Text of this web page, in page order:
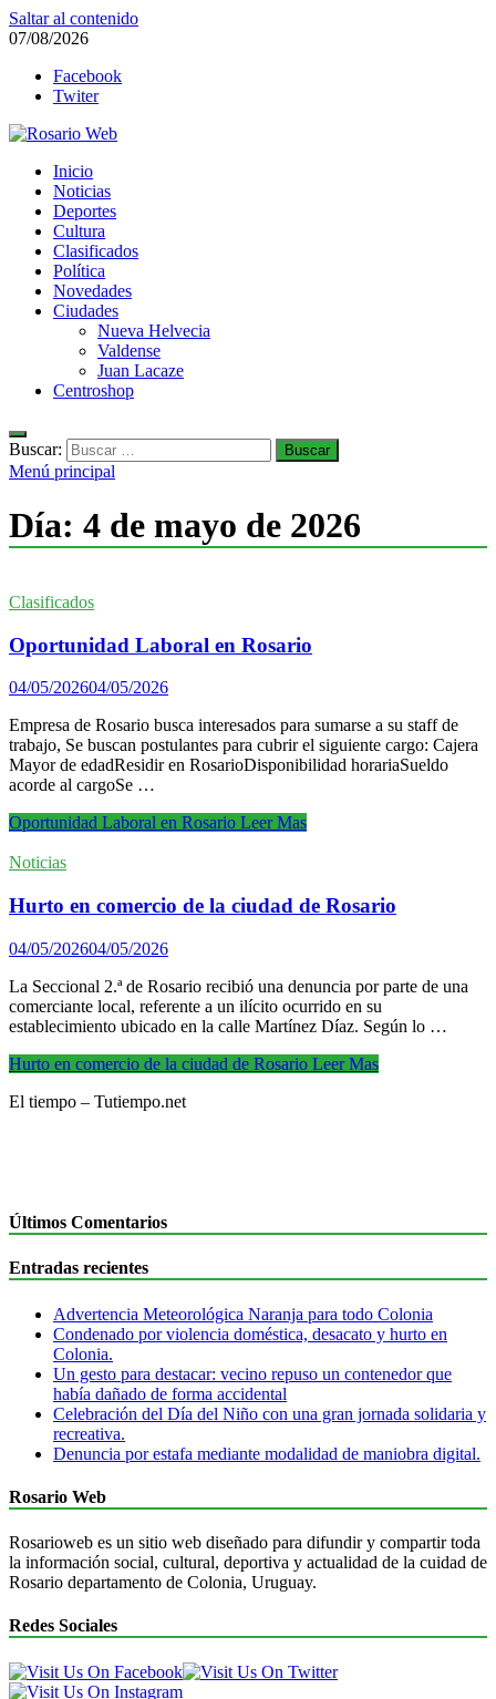
Saltar al contenido
07/08/2026
Facebook
Twiter
Rosario Web
Todas la noticias de Rosario y la zona
Inicio
Noticias
Deportes
Cultura
Clasificados
Política
Novedades
Ciudades
Nueva Helvecia
Valdense
Juan Lacaze
Centroshop
Buscar:
Menú principal
Día: 4 de mayo de 2026
Clasificados
Oportunidad Laboral en Rosario
04/05/202604/05/2026
Empresa de Rosario busca interesados para sumarse a su staff de
trabajo, Se buscan postulantes para cubrir el siguiente cargo: Cajera
Mayor de edadResidir en RosarioDisponibilidad horariaSueldo
acorde al cargoSe …
Oportunidad Laboral en Rosario Leer Mas
Noticias
Hurto en comercio de la ciudad de Rosario
04/05/202604/05/2026
La Seccional 2.ª de Rosario recibió una denuncia por parte de una
comerciante local, referente a un ilícito ocurrido en su
establecimiento ubicado en la calle Martínez Díaz. Según lo …
Hurto en comercio de la ciudad de Rosario Leer Mas
El tiempo – Tutiempo.net
Últimos Comentarios
Entradas recientes
Advertencia Meteorológica Naranja para todo Colonia
Condenado por violencia doméstica, desacato y hurto en
Colonia.
Un gesto para destacar: vecino repuso un contenedor que
había dañado de forma accidental
Celebración del Día del Niño con una gran jornada solidaria y
recreativa.
Denuncia por estafa mediante modalidad de maniobra digital.
Rosario Web
Rosarioweb es un sitio web diseñado para difundir y compartir toda
la información social, cultural, deportiva y actualidad de la cuidad de
Rosario departamento de Colonia, Uruguay.
Redes Sociales